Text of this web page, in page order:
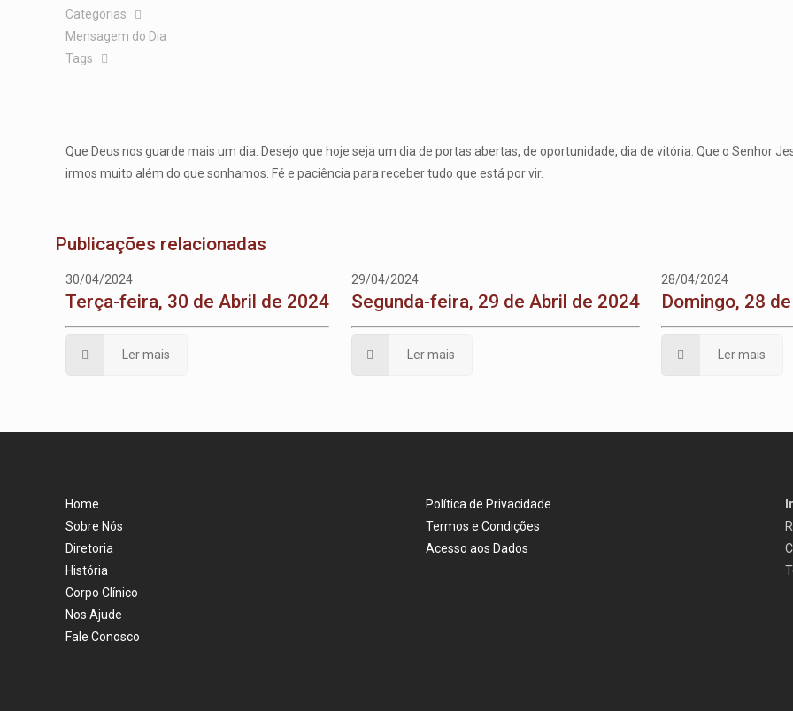
Categorias
Mensagem do Dia
Tags
Que Deus nos guarde mais um dia. Desejo que hoje seja um dia de portas abertas, de oportunidade, dia de vitória. Que o Senhor
irmos muito além do que sonhamos. Fé e paciência para receber tudo que está por vir.
Publicações relacionadas
30/04/2024
Terça-feira, 30 de Abril de 2024
Ler mais
29/04/2024
Segunda-feira, 29 de Abril de 2024
Ler mais
28/04/2024
Domingo, 28
Ler mais
Home
Sobre Nós
Diretoria
História
Corpo Clínico
Nos Ajude
Fale Conosco
Política de Privacidade
Termos e Condições
Acesso aos Dados